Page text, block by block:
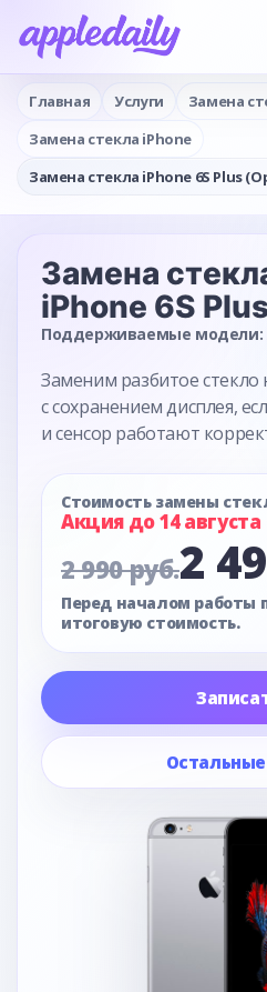
Главная Услуги
Замена
Замена стекла iPhone
Замена стекла iPhone 6S Plus
Замена
iPhone 6S
Поддерживаемые модели:
Заменим разбитое стекло
с сохранением дисплея,
и сенсор работают
Стоимость замены
Акция до 14 августа
2 990 руб.2
Перед началом работы
итоговую стоимость.
Остальные